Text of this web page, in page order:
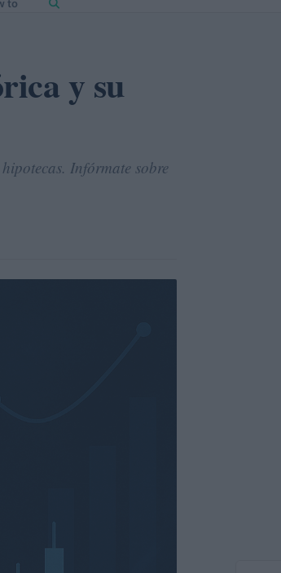
to
y su
Infórmate sobre